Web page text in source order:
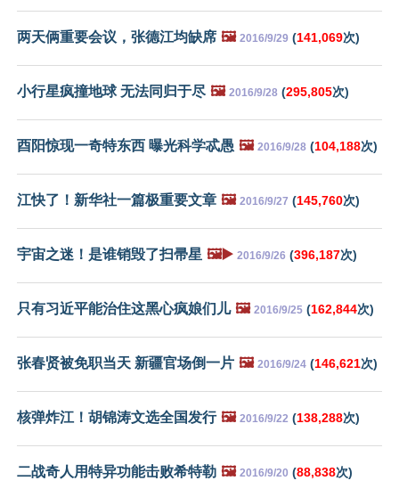
两天俩重要会议，张德江均缺席 🖼️ 2016/9/29 (141,069次)
小行星疯撞地球 无法同归于尽 🖼️ 2016/9/28 (295,805次)
酉阳惊现一奇特东西 曝光科学忒愚 🖼️ 2016/9/28 (104,188次)
江快了！新华社一篇极重要文章 🖼️ 2016/9/27 (145,760次)
宇宙之迷！是谁销毁了扫帚星 🖼️▶️ 2016/9/26 (396,187次)
只有习近平能治住这黑心疯娘们儿 🖼️ 2016/9/25 (162,844次)
张春贤被免职当天 新疆官场倒一片 🖼️ 2016/9/24 (146,621次)
核弹炸江！胡锦涛文选全国发行 🖼️ 2016/9/22 (138,288次)
二战奇人用特异功能击败希特勒 🖼️ 2016/9/20 (88,838次)